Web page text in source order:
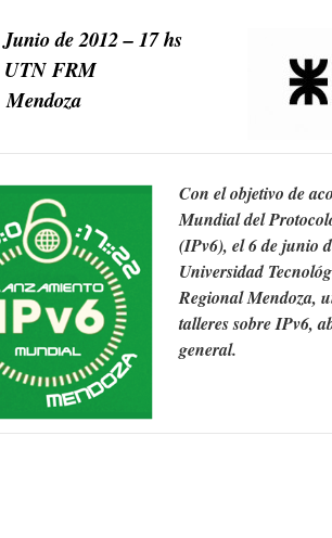
de 2012 – 17 hs
UTN FRM
Mendoza
Con el objetivo de
Mundial del
(IPv6), el 6 de junio
Universidad
Regional Mendoza,
talleres sobre IPv6,
general.